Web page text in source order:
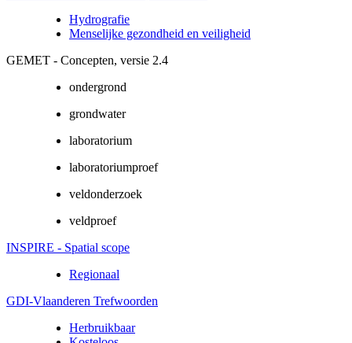
Hydrografie
Menselijke gezondheid en veiligheid
GEMET - Concepten, versie 2.4
ondergrond
grondwater
laboratorium
laboratoriumproef
veldonderzoek
veldproef
INSPIRE - Spatial scope
Regionaal
GDI-Vlaanderen Trefwoorden
Herbruikbaar